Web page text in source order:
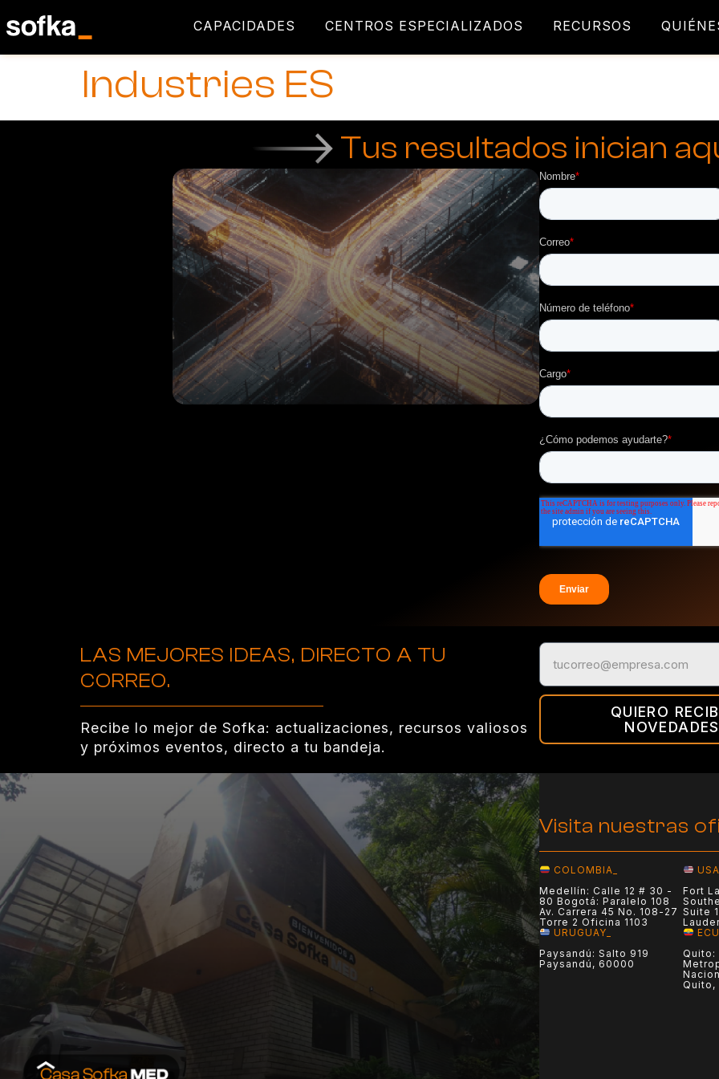
CAPACIDADES CENTROS ESPECIALIZADOS RECURSOS
Industries ES
Tus resultados inician
LAS MEJORES IDEAS, DIRECTO A TU
CORREO.
Recibe lo mejor de Sofka: actualizaciones, recursos valiosos
y próximos eventos, directo a tu bandeja.
QUIERO
NOVEDADES
Visita nuestras
COLOMBIA_
Medellín: Calle 12 # 30 -
80 Bogotá: Paralelo 108
Av. Carrera 45 No. 108-27
Torre 2 Oficina 1103
Fort
Suite
URUGUAY_
Paysandú: Salto 919
Paysandú, 60000
Quito,